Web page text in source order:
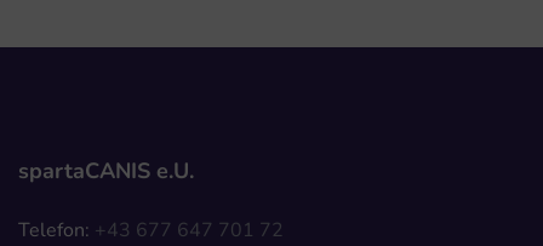
spartaCANIS e.U.
Telefon: +43 677 647 701 72